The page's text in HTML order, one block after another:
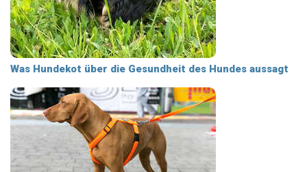
Was Hundekot über die Gesundheit des Hundes aussagt